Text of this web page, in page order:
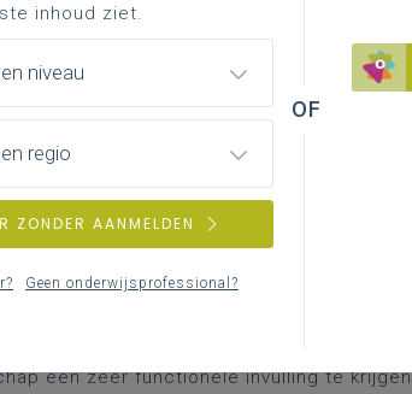
werking van de democratische
en ontstaat er ruimte om
een zeer functionele invulling te
inhoud ziet.
niveau
regio
ZONDER AANMELDEN
Geen onderwijsprofessional?